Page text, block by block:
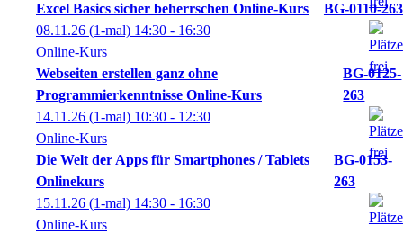
Excel Basics sicher beherrschen Online-Kurs
BG-0110-263
08.11.26 (1-mal) 14:30 - 16:30
Online-Kurs
Webseiten erstellen ganz ohne
Programmierkenntnisse Online-Kurs
BG-0125-
263
14.11.26 (1-mal) 10:30 - 12:30
Online-Kurs
Die Welt der Apps für Smartphones / Tablets
Onlinekurs
BG-0153-
263
15.11.26 (1-mal) 14:30 - 16:30
Online-Kurs